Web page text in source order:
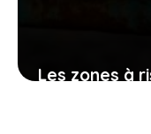
Les zones à